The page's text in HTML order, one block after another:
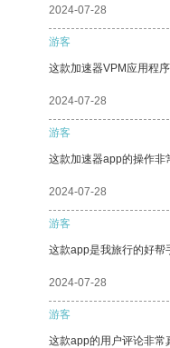
2024-07-28
游客
这款加速器VPM应用程
2024-07-28
游客
这款加速器app的操作非
2024-07-28
游客
这款app是我旅行的好帮
2024-07-28
游客
这款app的用户评论非常